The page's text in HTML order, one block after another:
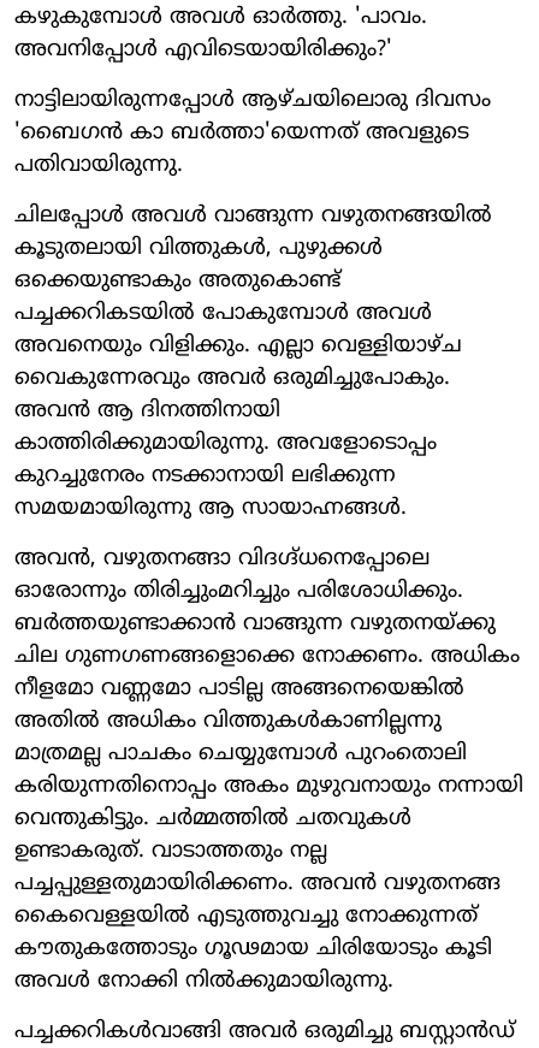
കഴുകുമ്പോള്‍ അവള്‍ ഓര്‍ത്തു. 'പാവം.
അവനിപ്പോള്‍ എവിടെയായിരിക്കും?'
നാട്ടിലായിരുന്നപ്പോള്‍ ആഴ്ചയിലൊരു ദിവസം
'ബൈഗന്‍ കാ ബര്‍ത്താ'യെന്നത് അവളുടെ
പതിവായിരുന്നു.
ചിലപ്പോള്‍ അവള്‍ വാങ്ങുന്ന വഴുതനങ്ങയില്‍
കൂടുതലായി വിത്തുകള്‍, പുഴുക്കള്‍
ഒക്കെയുണ്ടാകും അതുകൊണ്ട്
പച്ചക്കറികടയില്‍ പോകുമ്പോള്‍ അവള്‍
അവനെയും വിളിക്കും. എല്ലാ വെള്ളിയാഴ്ച
വൈകുന്നേരവും അവര്‍ ഒരുമിച്ചുപോകും.
അവന്‍ ആ ദിനത്തിനായി
കാത്തിരിക്കുമായിരുന്നു. അവളോടൊപ്പം
കുറച്ചുനേരം നടക്കാനായി ലഭിക്കുന്ന
സമയമായിരുന്നു ആ സായാഹ്നങ്ങള്‍.
അവന്‍, വഴുതനങ്ങാ വിദഗ്ദ്ധനെപ്പോലെ
ഓരോന്നും തിരിച്ചുംമറിച്ചും പരിശോധിക്കും.
ബര്‍ത്തയുണ്ടാക്കാന്‍ വാങ്ങുന്ന വഴുതനയ്ക്കു
ചില ഗുണഗണങ്ങളൊക്കെ നോക്കണം. അധികം
നീളമോ വണ്ണമോ പാടില്ല അങ്ങനെയെങ്കില്‍
അതില്‍ അധികം വിത്തുകള്‍കാണില്ലന്നു
മാത്രമല്ല പാചകം ചെയ്യുമ്പോള്‍ പുറംതൊലി
കരിയുന്നതിനൊപ്പം അകം മുഴുവനായും നന്നായി
വെന്തുകിട്ടും. ചര്‍മ്മത്തില്‍ ചതവുകള്‍
ഉണ്ടാകരുത്. വാടാത്തതും നല്ല
പച്ചപ്പുള്ളതുമായിരിക്കണം. അവന്‍ വഴുതനങ്ങ
കൈവെള്ളയില്‍ എടുത്തുവച്ചു നോക്കുന്നത്
കൗതുകത്തോടും ഗൂഢമായ ചിരിയോടും കൂടി
അവള്‍ നോക്കി നില്‍ക്കുമായിരുന്നു.
പച്ചക്കറികള്‍വാങ്ങി അവര്‍ ഒരുമിച്ചു ബസ്റ്റാന്‍ഡ്